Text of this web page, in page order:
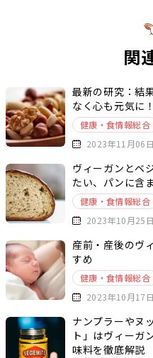
関
最新の研究：結
なく心も元気に！
健康・食情報総合
2023年11月06日
ヴィーガンとベ
たい、パンに含
健康・食情報総合
2023年10月25日
産前・産後のヴ
すめ
健康・食情報総合
2023年10月17日
ナンプラーやヌ
ト」はヴィーガ
味料を徹底解説